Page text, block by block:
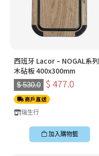
西班牙 Lacor – NOGAL系列
木砧板 400x300mm
$ 530.0 $ 477.0
商戶直送
瑞生行
加入購物籃